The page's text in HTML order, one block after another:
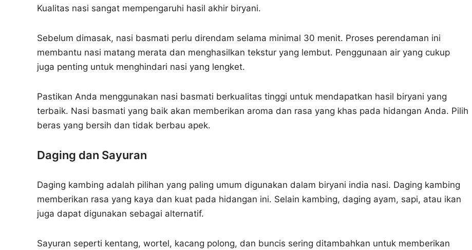
Kualitas nasi sangat mempengaruhi hasil akhir biryani.
Sebelum dimasak, nasi basmati perlu direndam selama minimal 30 menit. Proses perendaman ini
membantu nasi matang merata dan menghasilkan tekstur yang lembut. Penggunaan air yang cukup
juga penting untuk menghindari nasi yang lengket.
Pastikan Anda menggunakan nasi basmati berkualitas tinggi untuk mendapatkan hasil biryani yang
terbaik. Nasi basmati yang baik akan memberikan aroma dan rasa yang khas pada hidangan Anda. Pilih
beras yang bersih dan tidak berbau apek.
Daging dan Sayuran
Daging kambing adalah pilihan yang paling umum digunakan dalam biryani india nasi. Daging kambing
memberikan rasa yang kaya dan kuat pada hidangan ini. Selain kambing, daging ayam, sapi, atau ikan
juga dapat digunakan sebagai alternatif.
Sayuran seperti kentang, wortel, kacang polong, dan buncis sering ditambahkan untuk memberikan